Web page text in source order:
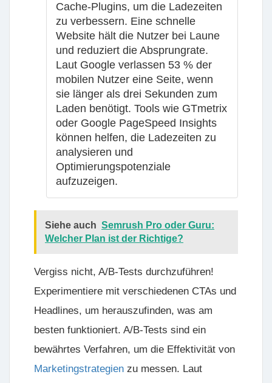
Cache-Plugins, um die Ladezeiten
zu verbessern. Eine schnelle
Website hält die Nutzer bei Laune
und reduziert die Absprungrate.
Laut Google verlassen 53 % der
mobilen Nutzer eine Seite, wenn
sie länger als drei Sekunden zum
Laden benötigt. Tools wie GTmetrix
oder Google PageSpeed Insights
können helfen, die Ladezeiten zu
analysieren und
Optimierungspotenziale
aufzuzeigen.
Siehe auch Semrush Pro oder Guru:
Welcher Plan ist der Richtige?
Vergiss nicht, A/B-Tests durchzuführen!
Experimentiere mit verschiedenen CTAs und
Headlines, um herauszufinden, was am
besten funktioniert. A/B-Tests sind ein
bewährtes Verfahren, um die Effektivität von
Marketingstrategien zu messen. Laut